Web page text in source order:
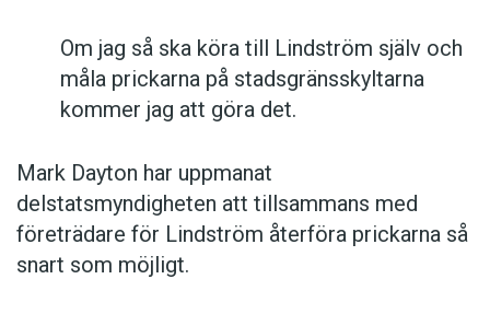
Om jag så ska köra till Lindström själv och
måla prickarna på stadsgränsskyltarna
kommer jag att göra det.
Mark Dayton har uppmanat
delstatsmyndigheten att tillsammans med
företrädare för Lindström återföra prickarna så
snart som möjligt.